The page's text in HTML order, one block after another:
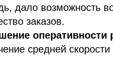
дало возможность
заказов.
оперативности
средней